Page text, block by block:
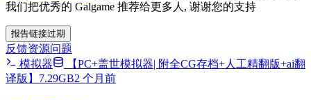
我们把优秀的 Galgame 推荐给更多人, 谢谢您的支持
报告链接过期
反馈资源问题
模拟器
【PC+盖世模拟器| 附全CG存档+人工精翻版+ai翻
译版】7.29GB2 个月前